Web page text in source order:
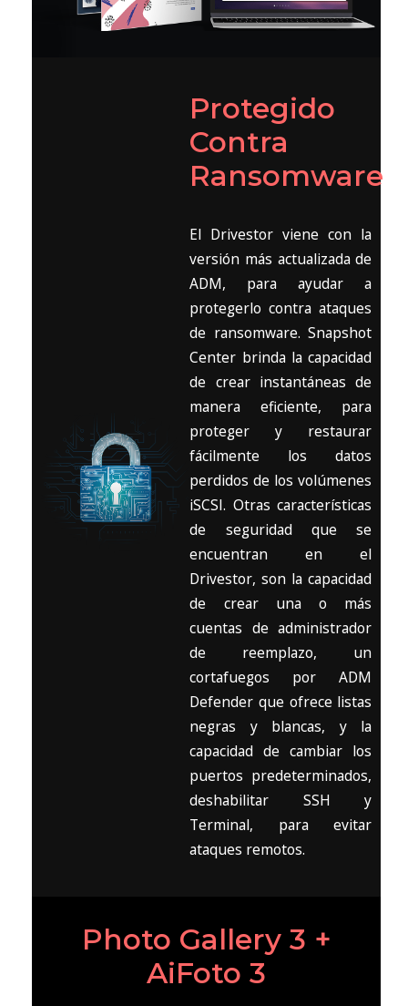
Protegido
Contra
Ransomware
El Drivestor viene con la
versión más actualizada de
ADM, para ayudar a
protegerlo contra ataques
de ransomware. Snapshot
Center brinda la capacidad
de crear instantáneas de
manera eficiente, para
proteger y restaurar
fácilmente los datos
perdidos de los volúmenes
iSCSI. Otras características
de seguridad que se
encuentran en el
Drivestor, son la capacidad
de crear una o más
cuentas de administrador
de reemplazo, un
cortafuegos por ADM
Defender que ofrece listas
negras y blancas, y la
capacidad de cambiar los
puertos predeterminados,
deshabilitar SSH y
Terminal, para evitar
ataques remotos.
Photo Gallery 3 +
AiFoto 3